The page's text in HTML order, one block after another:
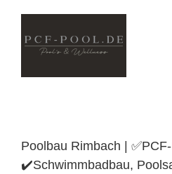
content
Poolbau Rimbach | ✅PCF-
✔️Schwimmbadbau,